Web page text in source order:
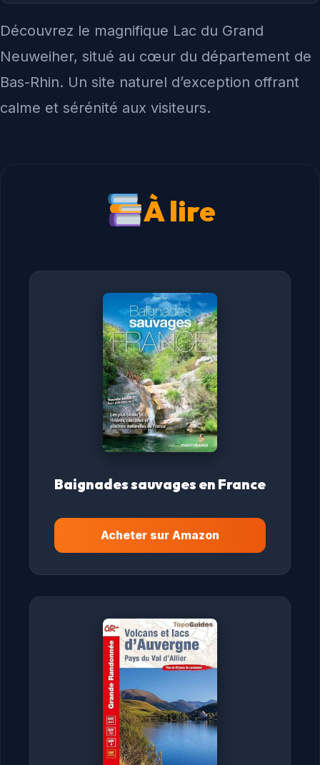
Découvrez le magnifique Lac du Grand
Neuweiher, situé au cœur du département de
Bas-Rhin. Un site naturel d’exception offrant
calme et sérénité aux visiteurs.
À lire
Baignades sauvages en France
Acheter sur Amazon